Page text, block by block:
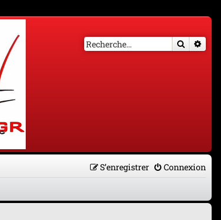
Connexion
S’enregistrer